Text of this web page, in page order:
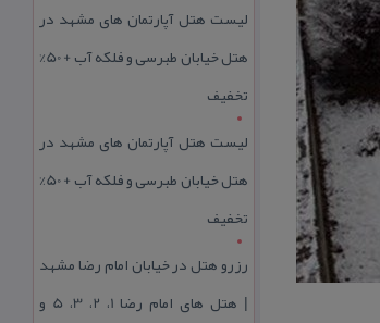
لیست هتل آپارتمان های مشهد در
هتل خیابان طبرسی و فلکه آب + 50%
تخفیف
لیست هتل آپارتمان های مشهد در
هتل خیابان طبرسی و فلکه آب + 50%
تخفیف
رزرو هتل در خیابان امام رضا مشهد
| هتل‌ های امام رضا 1، 2، 3، 5 و